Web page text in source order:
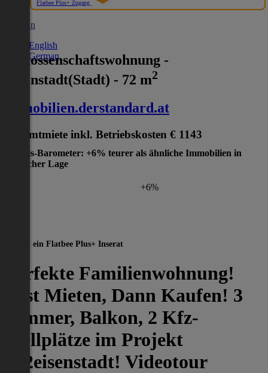
Flatbee Plus+ Zugang
German
English
German
Genossenschaftswohnung -
Eisenstadt(Stadt) - 72 m2
immobilien.derstandard.at
Gesamtmiete inkl. Betriebskosten € 1143
Preis-Barometer: +6% teurer als ähnliche Immobilien in
gleicher Lage
+6%
Dies ist ein Flatbee Plus+ Inserat
Perfekte Familienwohnung!
Erst Mieten, Dann Kaufen! 3
Zimmer, Balkon, 2 Kfz-
Stellplätze im Projekt
go2eisenstadt! Videotour